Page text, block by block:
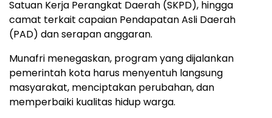
Satuan Kerja Perangkat Daerah (SKPD), hingga
camat terkait capaian Pendapatan Asli Daerah
(PAD) dan serapan anggaran.
Munafri menegaskan, program yang dijalankan
pemerintah kota harus menyentuh langsung
masyarakat, menciptakan perubahan, dan
memperbaiki kualitas hidup warga.